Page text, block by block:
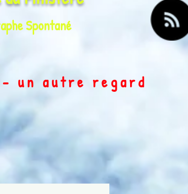
Spontané
un autre regard